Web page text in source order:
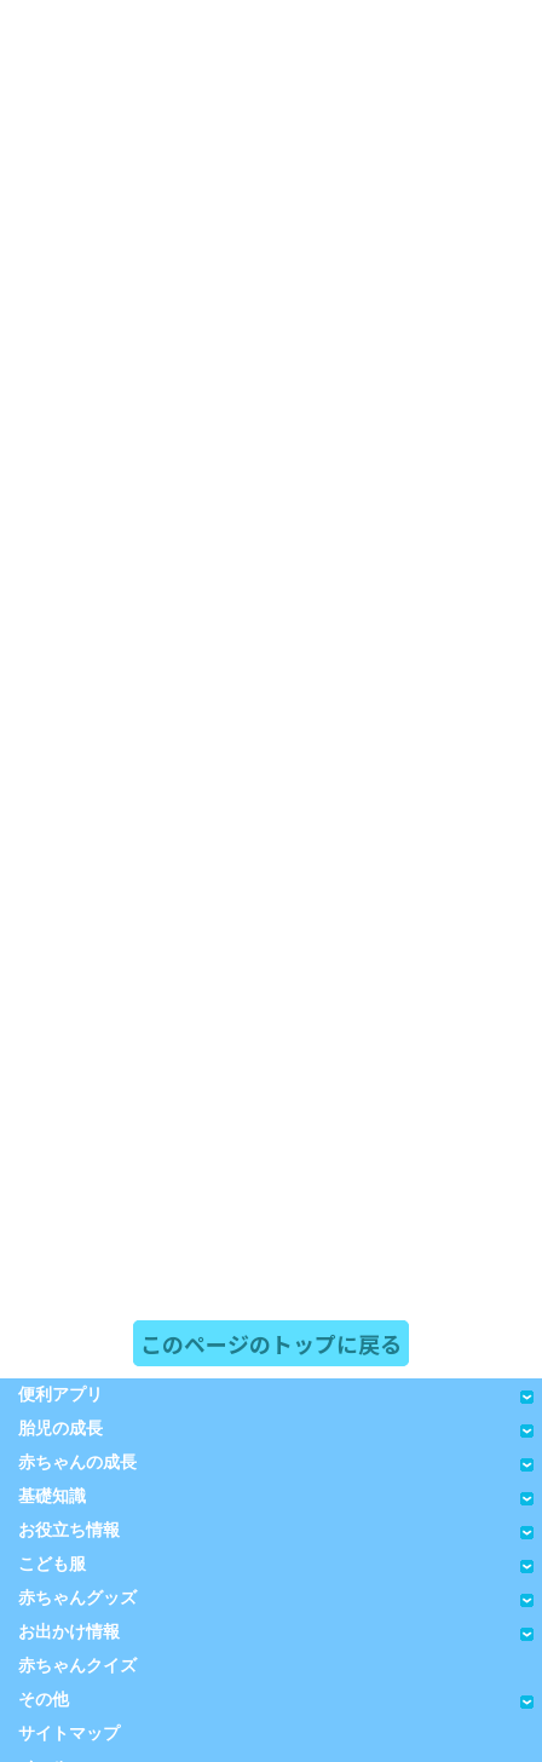
このページのトップに戻る
便利アプリ
胎児の成長
赤ちゃんの成長
基礎知識
お役立ち情報
こども服
赤ちゃんグッズ
お出かけ情報
赤ちゃんクイズ
その他
サイトマップ